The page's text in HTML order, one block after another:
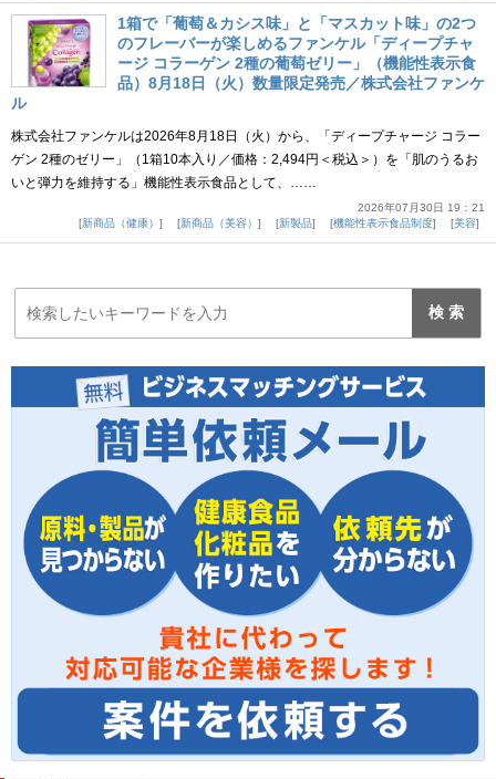
1箱で「葡萄＆カシス味」と「マスカット味」の2つ
のフレーバーが楽しめるファンケル「ディープチャ
ージ コラーゲン 2種の葡萄ゼリー」（機能性表示食
品）8月18日（火）数量限定発売／株式会社ファンケ
ル
株式会社ファンケルは2026年8月18日（火）から、「ディープチャージ コラー
ゲン 2種のゼリー」（1箱10本入り／価格：2,494円＜税込＞）を「肌のうるお
いと弾力を維持する」機能性表示食品として、……
2026年07月30日 19：21
新商品（健康）
新商品（美容） 新製品 機能性表示食品制度 美容